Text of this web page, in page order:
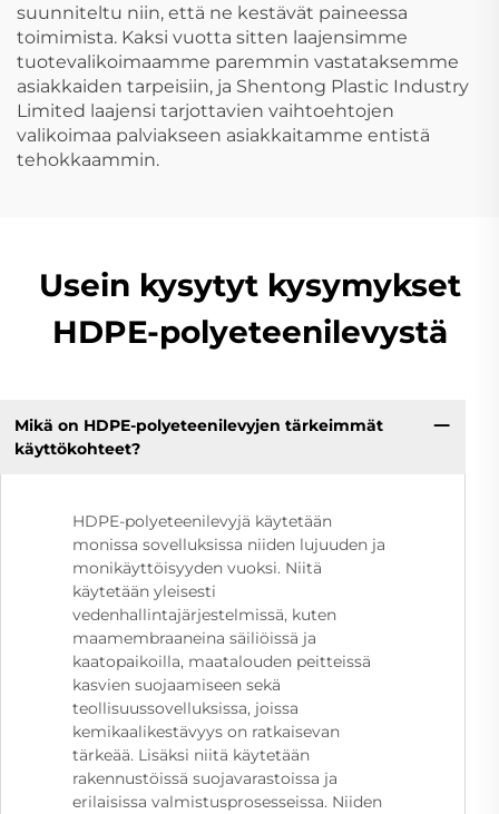
suunniteltu niin, että ne kestävät paineessa
toimimista. Kaksi vuotta sitten laajensimme
tuotevalikoimaamme paremmin vastataksemme
asiakkaiden tarpeisiin, ja Shentong Plastic Industry
Limited laajensi tarjottavien vaihtoehtojen
valikoimaa palviakseen asiakkaitamme entistä
tehokkaammin.
Usein kysytyt kysymykset
HDPE-polyeteenilevystä
Mikä on HDPE-polyeteenilevyjen tärkeimmät
käyttökohteet?
HDPE-polyeteenilevyjä käytetään
monissa sovelluksissa niiden lujuuden ja
monikäyttöisyyden vuoksi. Niitä
käytetään yleisesti
vedenhallintajärjestelmissä, kuten
maamembraaneina säiliöissä ja
kaatopaikoilla, maatalouden peitteissä
kasvien suojaamiseen sekä
teollisuussovelluksissa, joissa
kemikaalikestävyys on ratkaisevan
tärkeää. Lisäksi niitä käytetään
rakennustöissä suojavarastoissa ja
erilaisissa valmistusprosesseissa. Niiden